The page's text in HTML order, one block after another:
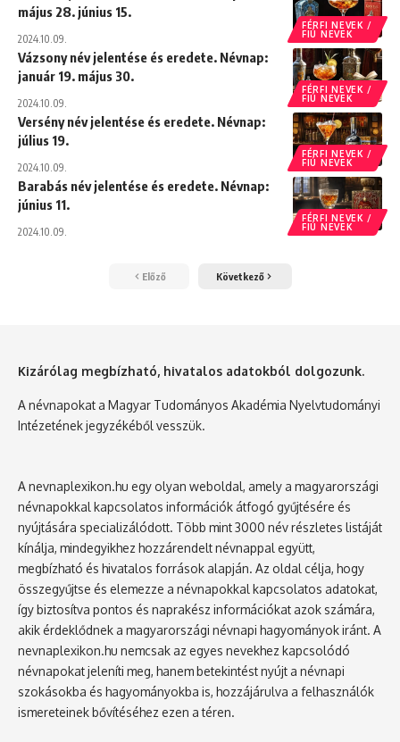
FÉRFI NEVEK /
FIÚ NEVEK
május 28. június 15.
2024.10.09.
FÉRFI NEVEK /
FIÚ NEVEK
Vázsony név jelentése és eredete. Névnap:
január 19. május 30.
2024.10.09.
FÉRFI NEVEK /
FIÚ NEVEK
Versény név jelentése és eredete. Névnap:
július 19.
2024.10.09.
FÉRFI NEVEK /
FIÚ NEVEK
Barabás név jelentése és eredete. Névnap:
június 11.
2024.10.09.
Előző Következő
Kizárólag megbízható, hivatalos adatokból dolgozunk.
A névnapokat a Magyar Tudományos Akadémia Nyelvtudományi
Intézetének jegyzékéből vesszük.
A nevnaplexikon.hu egy olyan weboldal, amely a magyarországi
névnapokkal kapcsolatos információk átfogó gyűjtésére és
nyújtására specializálódott. Több mint 3000 név részletes listáját
kínálja, mindegyikhez hozzárendelt névnappal együtt,
megbízható és hivatalos források alapján. Az oldal célja, hogy
összegyűjtse és elemezze a névnapokkal kapcsolatos adatokat,
így biztosítva pontos és naprakész információkat azok számára,
akik érdeklődnek a magyarországi névnapi hagyományok iránt. A
nevnaplexikon.hu nemcsak az egyes nevekhez kapcsolódó
névnapokat jeleníti meg, hanem betekintést nyújt a névnapi
szokásokba és hagyományokba is, hozzájárulva a felhasználók
ismereteinek bővítéséhez ezen a téren.